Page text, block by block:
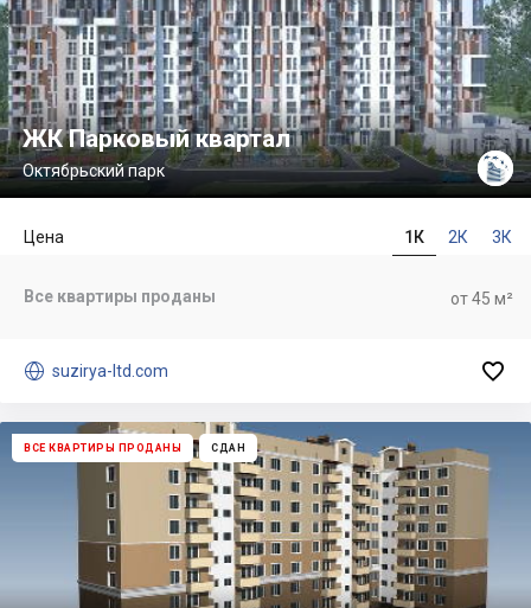
ЖК Парковый квартал
Октябрьский парк
1К 2К 3К
Цена
от 45 м²
Все квартиры проданы
 suzirya-ltd.com 
ВСЕ КВАРТИРЫ ПРОДАНЫ СДАН